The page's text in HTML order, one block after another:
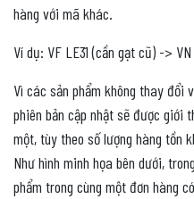
hàng với mã khác.
Ví dụ: VF LE31 (cần gạt cũ) ->
Vì các sản phẩm không thay đổi
phiên bản cập nhật sẽ được giới
một, tùy theo số lượng hàng tồn
Như hình minh họa bên dưới,
phẩm trong cùng một đơn hàng